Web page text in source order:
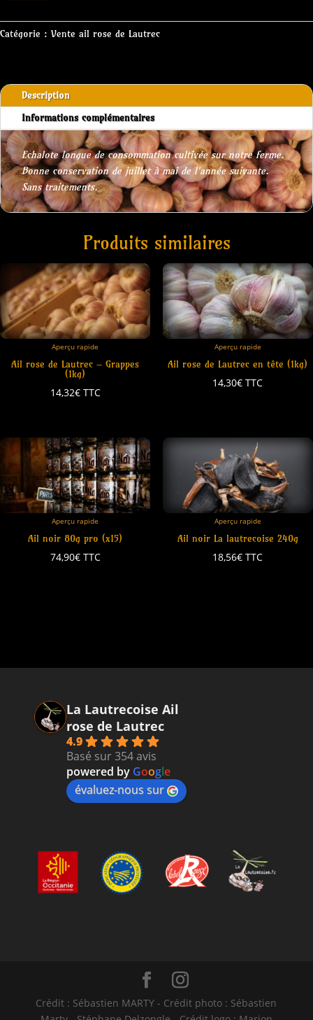
la
ferme
Catégorie : Vente ail rose de Lautrec
Description
Informations complémentaires
Echalote longue de consommation cultivée sur notre ferme.
Bonne conservation de juillet à mai de l'année suivante.
Sans traitements.
Produits similaires
Aperçu rapide
Ail rose de Lautrec – Grappes
(1kg)
14,32€ TTC
Aperçu rapide
Ail rose de Lautrec en tête (1kg)
14,30€ TTC
Aperçu rapide
Ail noir 80g pro (x15)
74,90€ TTC
Aperçu rapide
Ail noir La lautrecoise 240g
18,56€ TTC
La Lautrecoise Ail
rose de Lautrec
4.9
Basé sur 354 avis
powered by Google
évaluez-nous sur
Crédit : Sébastien MARTY - Crédit photo : Sébastien